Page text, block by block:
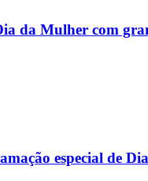
da Mulher com
especial de